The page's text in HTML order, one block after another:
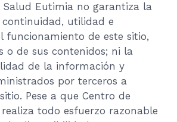
Salud Eutimia no garantiza la
utilidad e
funcionamiento de este sitio,
o de sus contenidos; ni la
de la información y
por terceros a
Pese a que Centro de
todo esfuerzo razonable